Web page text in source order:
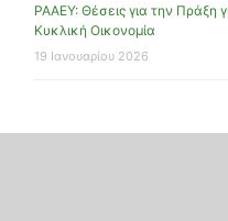
ΡΑΑΕΥ: Θέσεις για την Πράξη
Κυκλική Οικονομία
19 Ιανουαρίου 2026